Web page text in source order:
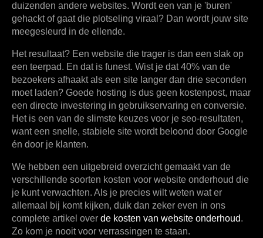
duizenden andere websites. Wordt een van je 'buren'
gehackt of gaat die plotseling viraal? Dan wordt jouw site
meegesleurd in de ellende.
Het resultaat? Een website die trager is dan een slak op
een teerpad. En dat is funest. Wist je dat40% van de
bezoekers afhaakt als een site langer dan drie seconden
moet laden? Goede hosting is dus geen kostenpost, maar
een directe investering in gebruikservaring en conversie.
Het is een van de slimste keuzes voor je seo-resultaten,
want een snelle, stabiele site wordt beloond door Google
én door je klanten.
We hebben een uitgebreid overzicht gemaakt van de
verschillende soorten kosten voor website onderhoud die
je kunt verwachten. Als je precies wilt weten wat er
allemaal bij komt kijken, duik dan zeker even in ons
complete artikel over de kosten van website onderhoud.
Zo kom je nooit voor verrassingen te staan.